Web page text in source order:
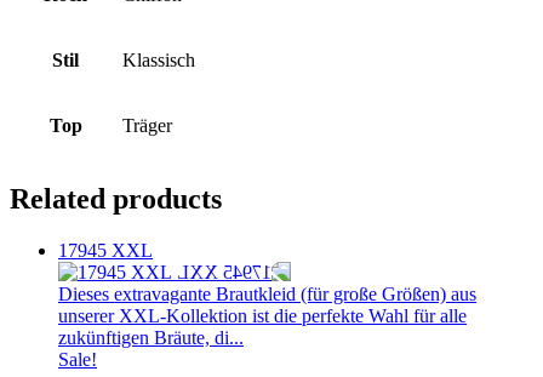
Stil Klassisch
Top Träger
Related products
17945 XXL
Dieses extravagante Brautkleid (für große Größen) aus
unserer XXL-Kollektion ist die perfekte Wahl für alle
zukünftigen Bräute, di...
Sale!